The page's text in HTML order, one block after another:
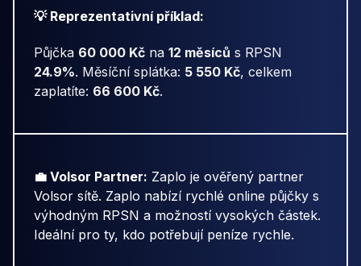
💡 Reprezentativní příklad:
Půjčka 60 000 Kč na 12 měsíců s RPSN
24.9%. Měsíční splátka: 5 550 Kč, celkem
zaplatíte: 66 600 Kč.
💼 Volsor Partner: Zaplo je ověřený partner
Volsor sítě. Zaplo nabízí rychlé online půjčky s
výhodným RPSN a možností vysokých částek.
Ideální pro ty, kdo potřebují peníze rychle.